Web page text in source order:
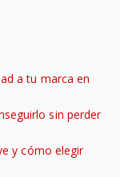
a tu marca en
sin perder
y cómo elegir